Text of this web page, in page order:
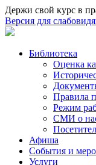
Держи свой курс в
Версия для
Библиотека
Оценка
Правила
Режим
СМИ о
Афиша
События и
Услуги